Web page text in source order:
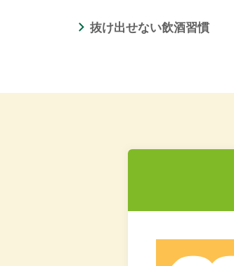
抜け出せない飲酒習慣